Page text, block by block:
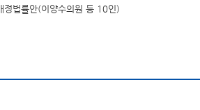
법률안(이양수의원 등 10인)